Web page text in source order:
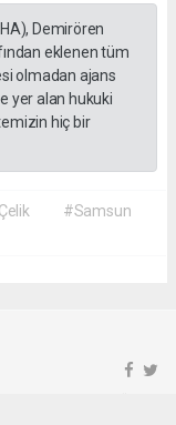
Demirören
eklenen tüm
olmadan ajans
yer alan hukuki
hiç bir
#Samsun